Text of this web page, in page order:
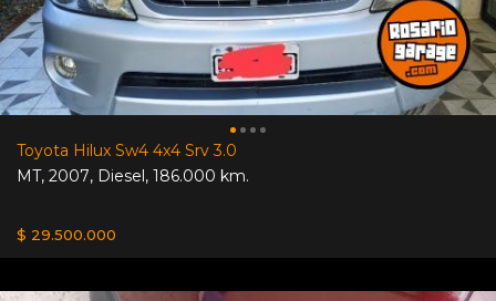
Toyota Hilux Sw4 4x4 Srv 3.0
MT, 2007, Diesel, 186.000 km.
$ 29.500.000